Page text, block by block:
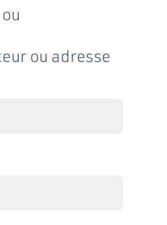
ou
ou adresse